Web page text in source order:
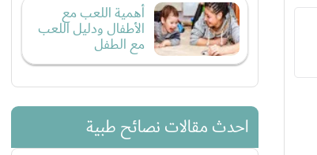
أهمية اللعب مع
الأطفال ودليل اللعب
مع الطفل
احدث مقالات نصائح طبية